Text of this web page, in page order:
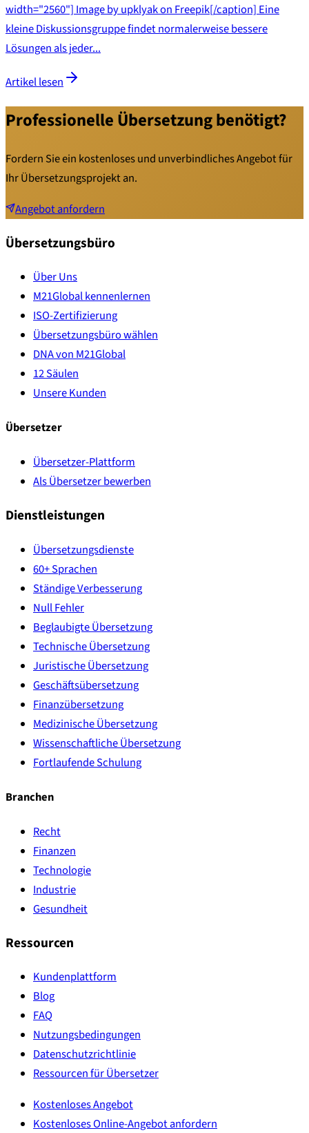
width="2560"] Image by upklyak on Freepik[/caption] Eine
kleine Diskussionsgruppe findet normalerweise bessere
Lösungen als jeder...
Artikel lesen
Professionelle Übersetzung benötigt?
Fordern Sie ein kostenloses und unverbindliches Angebot für
Ihr Übersetzungsprojekt an.
Angebot anfordern
Übersetzungsbüro
Über Uns
M21Global kennenlernen
ISO-Zertifizierung
Übersetzungsbüro wählen
DNA von M21Global
12 Säulen
Unsere Kunden
Übersetzer
Übersetzer-Plattform
Als Übersetzer bewerben
Dienstleistungen
Übersetzungsdienste
60+ Sprachen
Ständige Verbesserung
Null Fehler
Beglaubigte Übersetzung
Technische Übersetzung
Juristische Übersetzung
Geschäftsübersetzung
Finanzübersetzung
Medizinische Übersetzung
Wissenschaftliche Übersetzung
Fortlaufende Schulung
Branchen
Recht
Finanzen
Technologie
Industrie
Gesundheit
Ressourcen
Kundenplattform
Blog
FAQ
Nutzungsbedingungen
Datenschutzrichtlinie
Ressourcen für Übersetzer
Kostenloses Angebot
Kostenloses Online-Angebot anfordern